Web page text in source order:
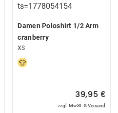
Damen Poloshirt 1/2 Arm
cranberry
XS
39,95 €
zzgl. MwSt. &Versand